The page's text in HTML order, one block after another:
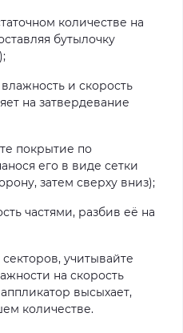
количестве на
бутылочку
и скорость
на затвердевание
покрытие по
его в виде сетки
затем сверху вниз);
частями, разбив её на
учитывайте
на скорость
высыхает,
количестве.